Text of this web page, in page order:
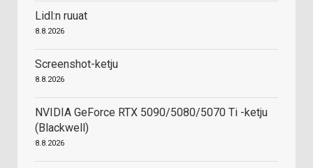
Lidl:n ruuat
8.8.2026
Screenshot-ketju
8.8.2026
NVIDIA GeForce RTX 5090/5080/5070 Ti -ketju
(Blackwell)
8.8.2026